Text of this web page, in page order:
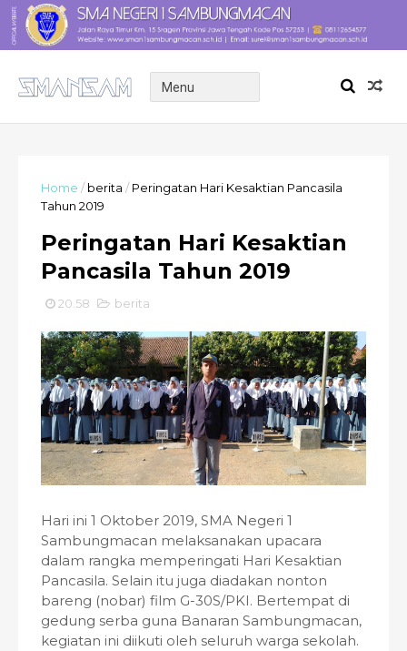
Home / berita / Peringatan Hari Kesaktian Pancasila
Tahun 2019
Peringatan Hari Kesaktian
Pancasila Tahun 2019
20.58 berita
Hari ini 1 Oktober 2019, SMA Negeri 1
Sambungmacan melaksanakan upacara
dalam rangka memperingati Hari Kesaktian
Pancasila. Selain itu juga diadakan nonton
bareng (nobar) film G-30S/PKI. Bertempat di
gedung serba guna Banaran Sambungmacan,
kegiatan ini diikuti oleh seluruh warga sekolah.